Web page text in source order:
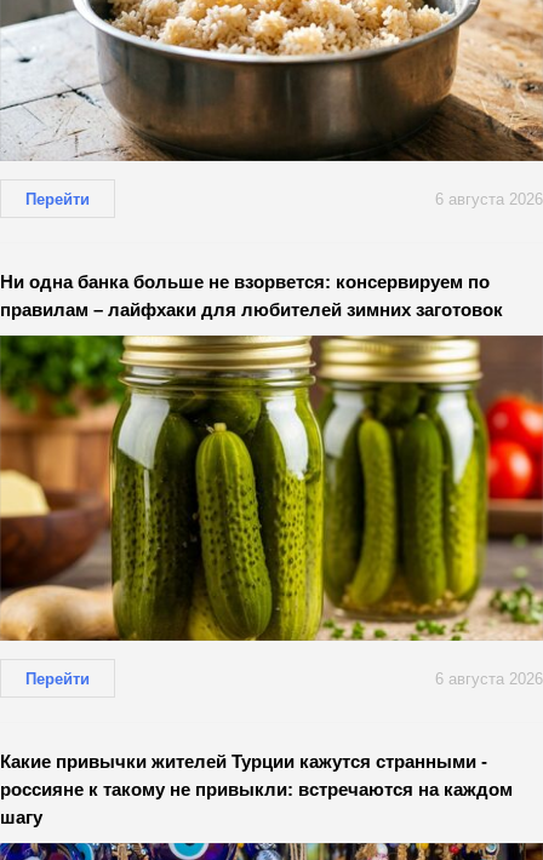
Перейти 6 августа 2026
Ни одна банка больше не взорвется: консервируем по
правилам – лайфхаки для любителей зимних заготовок
Перейти 6 августа 2026
Какие привычки жителей Турции кажутся странными -
россияне к такому не привыкли: встречаются на каждом
шагу